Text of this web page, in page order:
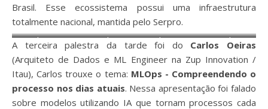
Brasil. Esse ecossistema possui uma infraestrutura
totalmente nacional, mantida pelo Serpro.
Carlos Macapuna (Analista
Desenvolvedor no SERPRO)
Carlos Macapuna (Analista
Desenvolvedor no SERPRO)
A terceira palestra da tarde foi do Carlos Oeiras
(Arquiteto de Dados e ML Engineer na Zup Innovation /
Itau), Carlos trouxe o tema: MLOps - Compreendendo o
processo nos dias atuais. Nessa apresentação foi falado
sobre modelos utilizando IA que tornam processos cada